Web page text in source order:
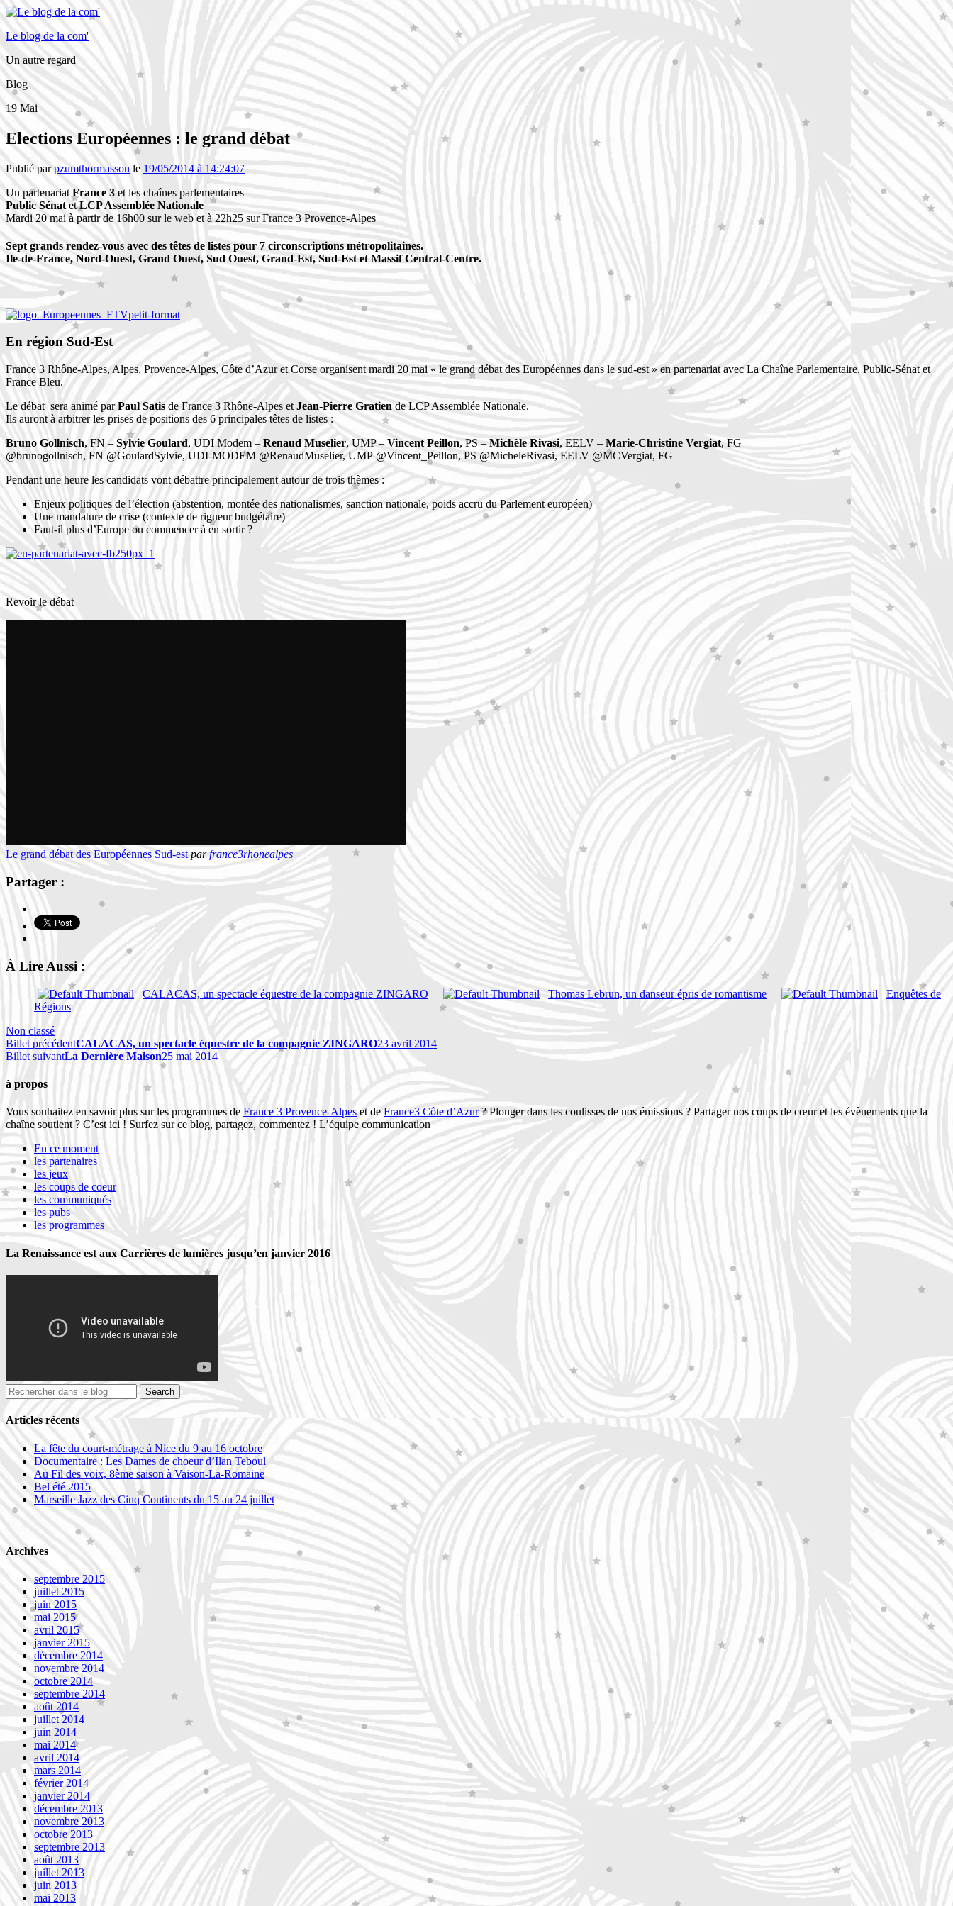
Le blog de la com'
Un autre regard
Blog
19 Mai
Elections Européennes : le grand débat
Publié parpzumthormasson le 19/05/2014 à 14:24:07
Un partenariat France 3 et les chaînes parlementaires
Public SénatetLCP Assemblée Nationale
Mardi 20 mai à partir de 16h00 sur le web et à 22h25 sur France 3 Provence-Alpes
Sept grands rendez-vous avec des têtes de listes pour 7 circonscriptions métropolitaines.
Ile-de-France, Nord-Ouest, Grand Ouest, Sud Ouest, Grand-Est, Sud-Est et Massif Central-Centre.
En région Sud-Est
France 3 Rhône-Alpes, Alpes, Provence-Alpes, Côte d’Azur et Corse organisent mardi 20 mai « le grand débat des Européennes dans le sud-est » en partenariat avec La Chaîne Parlementaire, Public-Sénat et
France Bleu.
Le débat sera animé parPaul Satis de France 3 Rhône-Alpes et Jean-Pierre Gratien de LCP Assemblée Nationale.
Ils auront à arbitrer les prises de positions des 6 principales têtes de listes :
Bruno Gollnisch, FN –Sylvie Goulard, UDI Modem –Renaud Muselier, UMP – Vincent Peillon, PS –Michèle Rivasi, EELV – Marie-Christine Vergiat, FG
@brunogollnisch, FN @GoulardSylvie, UDI-MODEM @RenaudMuselier, UMP @Vincent_Peillon, PS @MicheleRivasi, EELV @MCVergiat, FG
Pendant une heure les candidats vont débattre principalement autour de trois thèmes :
Enjeux politiques de l’élection (abstention, montée des nationalismes, sanction nationale, poids accru du Parlement européen)
Une mandature de crise (contexte de rigueur budgétaire)
Faut-il plus d’Europe ou commencer à en sortir ?
Revoir le débat
Le grand débat des Européennes Sud-est parfrance3rhonealpes
Partager :
À Lire Aussi :
CALACAS, un spectacle équestre de la compagnie ZINGARO Thomas Lebrun, un danseur épris de romantisme
Enquêtes de
Régions
Non classé
Billet précédentCALACAS, un spectacle équestre de la compagnie ZINGARO23 avril 2014
Billet suivantLa Dernière Maison25 mai 2014
à propos
Vous souhaitez en savoir plus sur les programmes de France 3 Provence-Alpes et deFrance3 Côte d’Azur? Plonger dans les coulisses de nos émissions ? Partager nos coups de cœur et les évènements que la
chaîne soutient ? C’est ici ! Surfez sur ce blog, partagez, commentez ! L’équipe communication
En ce moment
les partenaires
les jeux
les coups de coeur
les communiqués
les pubs
les programmes
La Renaissance est aux Carrières de lumières jusqu’en janvier 2016
Articles récents
La fête du court-métrage à Nice du 9 au 16 octobre
Documentaire : Les Dames de choeur d’Ilan Teboul
Au Fil des voix, 8ème saison à Vaison-La-Romaine
Bel été 2015
Marseille Jazz des Cinq Continents du 15 au 24 juillet
Archives
septembre 2015
juillet 2015
juin 2015
mai 2015
avril 2015
janvier 2015
décembre 2014
novembre 2014
octobre 2014
septembre 2014
août 2014
juillet 2014
juin 2014
mai 2014
avril 2014
mars 2014
février 2014
janvier 2014
décembre 2013
novembre 2013
octobre 2013
septembre 2013
août 2013
juillet 2013
juin 2013
mai 2013